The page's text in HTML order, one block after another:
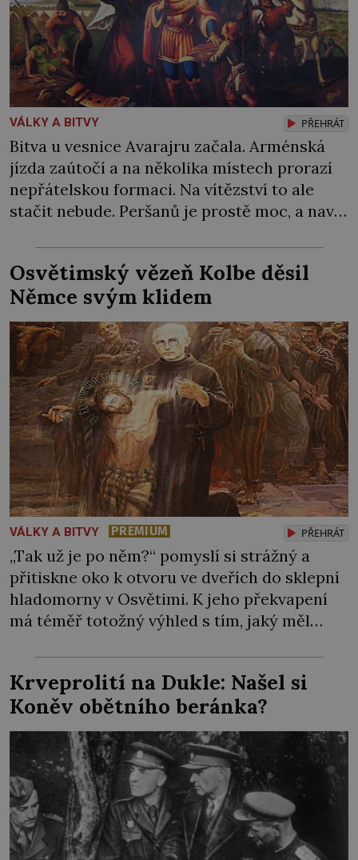
VÁLKY A BITVY PŘEHRÁT
Bitva u vesnice Avarajru začala. Arménská
jízda zaútočí a na několika místech prorazí
nepřátelskou formaci. Na vítězství to ale
stačit nebude. Peršanů je prostě moc, a navíc
obávané válečné slony! Arménie jako první
země na světě přijala křesťanství za státní
náboženství. Stalo se tak roku 301 během
vlády arménského krále […]
Osvětimský vězeň Kolbe děsil
Němce svým klidem
VÁLKY A BITVY PREMIUM PŘEHRÁT
„Tak už je po něm?“ pomyslí si strážný a
přitiskne oko k otvoru ve dveřích do sklepní
hladomorny v Osvětimi. K jeho překvapení
má téměř totožný výhled s tím, jaký měl
Uvězněný kněz zde mlčky sedí na podlaze s
blaženým výrazem. Esesáci by ale rádi do
kobky hodili další nebožáky, […]
Krveprolití na Dukle: Našel si
Koněv obětního beránka?